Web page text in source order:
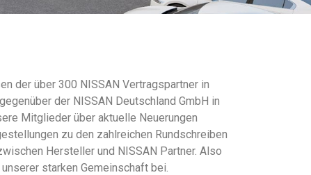
der über 300 NISSAN Vertragspartner in
der NISSAN Deutschland GmbH in
Mitglieder über aktuelle Neuerungen
zu den zahlreichen Rundschreiben
Hersteller und NISSAN Partner. Also
starken Gemeinschaft bei.